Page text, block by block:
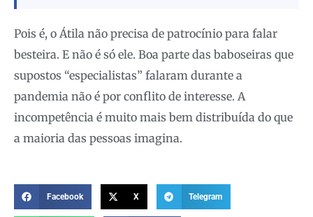
Pois é, o Átila não precisa de patrocínio para falar
besteira. E não é só ele. Boa parte das baboseiras que
supostos “especialistas” falaram durante a
pandemia não é por conflito de interesse. A
incompetência é muito mais bem distribuída do que
a maioria das pessoas imagina.
Facebook X Telegram